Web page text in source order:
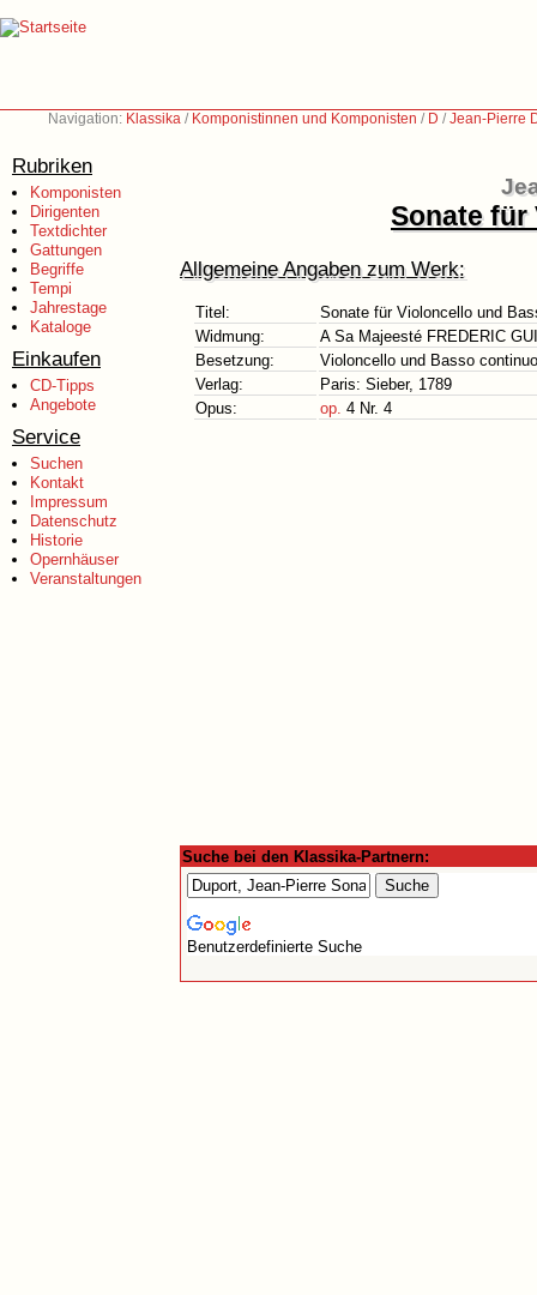
Navigation: Klassika / Komponistinnen und Komponisten / D /Jean-Pierre
Rubriken
Komponisten
Dirigenten
Textdichter
Gattungen
Begriffe
Tempi
Jahrestage
Kataloge
Einkaufen
CD-Tipps
Angebote
Service
Suchen
Kontakt
Impressum
Datenschutz
Historie
Opernhäuser
Veranstaltungen
Sonate
Allgemeine Angaben zum Werk:
Titel:
Sonate für Violoncello und
Widmung:
A Sa Majeesté FREDERIC
Besetzung:
Violoncello und Basso continuo
Verlag:
Paris: Sieber, 1789
Opus:
op. 4 Nr. 4
Suche bei den Klassika-Partnern:
Benutzerdefinierte Suche